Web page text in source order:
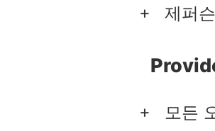
제퍼
모든